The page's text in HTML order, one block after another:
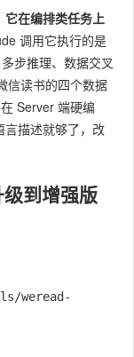
在编排类任务上
调用它执行的是
步推理、数据交叉
信读书的四个数据
Server 端硬编
言描述就够了，改
到增强版
weread-